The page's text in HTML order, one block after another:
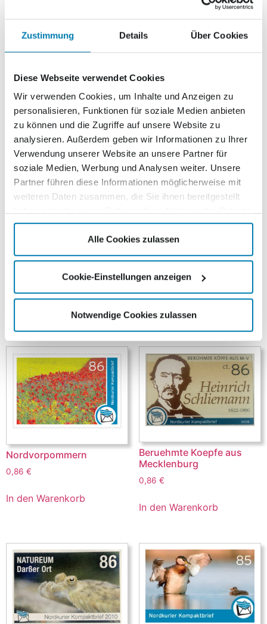
Zustimmung Details Über Cookies
Diese Webseite verwendet Cookies
Wir verwenden Cookies, um Inhalte und Anzeigen zu
personalisieren, Funktionen für soziale Medien anbieten
zu können und die Zugriffe auf unsere Website zu
analysieren. Außerdem geben wir Informationen zu Ihrer
Verwendung unserer Website an unsere Partner für
soziale Medien, Werbung und Analysen weiter. Unsere
Partner führen diese Informationen möglicherweise mit
weiteren Daten zusammen, die Sie ihnen bereitgestellt
gesammelt haben.
Alle Cookies zulassen
Cookie-Einstellungen anzeigen
Notwendige Cookies zulassen
Beschreibung
Beschreibung
‚Sehenswürdigkeiten in Nordvorpommern‘ die
selbstklebendenWertmarken der 9. Briefmarkenedition
des Kurierverlages. Die erst 2007 fertig gestellte
Rügenbrücke über den Strelasund,eines der längsten
Brückenbauwerke Deutschlands, dient als Motivfür die
Standardbriefmarke. Auf der Kompaktbriefmarke ist die
1887 errichtete Wiecker Holzklappbrücke, die nach
holländischem Vorbild erbaut wurde, abgebildet. Als
Motiv für die Gro&szuml;briefmarke dient die Seebrücke
Seebrücke der Insel Rügen. Die Maxibriefmarke zeigt
gleich 2 Sehenswürdigkeiten in Ribnitz-Damgarten. Zum
einen das Rostocker Tor aus dem 15. Jahrhundert und
Ähnliche Produkte
Nordvorpommern
0,86 €
In den Warenkorb
Beruehmte Koepfe aus
Mecklenburg
0,86 €
In den Warenkorb